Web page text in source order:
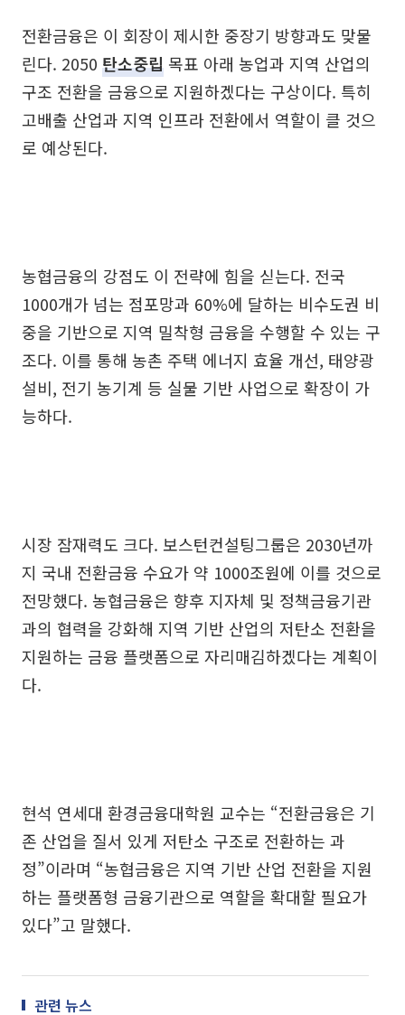
전환금융은 이 회장이 제시한 중장기 방향과도 맞물
린다. 2050 탄소중립 목표 아래 농업과 지역 산업의
구조 전환을 금융으로 지원하겠다는 구상이다. 특히
고배출 산업과 지역 인프라 전환에서 역할이 클 것으
로 예상된다.
농협금융의 강점도 이 전략에 힘을 싣는다. 전국
1000개가 넘는 점포망과 60%에 달하는 비수도권 비
중을 기반으로 지역 밀착형 금융을 수행할 수 있는 구
조다. 이를 통해 농촌 주택 에너지 효율 개선, 태양광
설비, 전기 농기계 등 실물 기반 사업으로 확장이 가
능하다.
시장 잠재력도 크다. 보스턴컨설팅그룹은 2030년까
지 국내 전환금융 수요가 약 1000조원에 이를 것으로
전망했다. 농협금융은 향후 지자체 및 정책금융기관
과의 협력을 강화해 지역 기반 산업의 저탄소 전환을
지원하는 금융 플랫폼으로 자리매김하겠다는 계획이
다.
현석 연세대 환경금융대학원 교수는 “전환금융은 기
존 산업을 질서 있게 저탄소 구조로 전환하는 과
정”이라며 “농협금융은 지역 기반 산업 전환을 지원
하는 플랫폼형 금융기관으로 역할을 확대할 필요가
있다”고 말했다.
관련 뉴스